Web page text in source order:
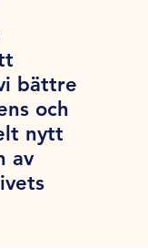
bättre
och
nytt
av